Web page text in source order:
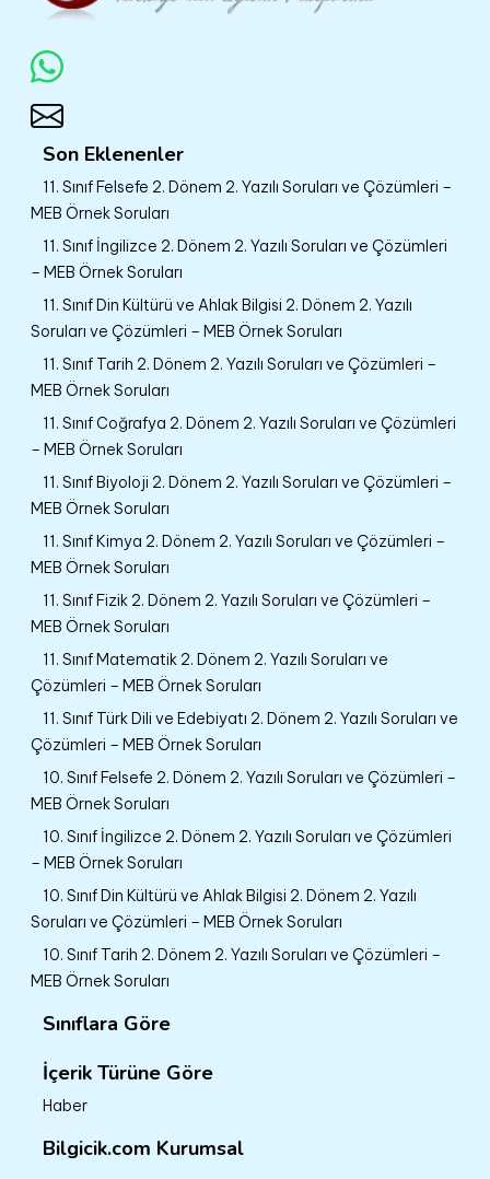
Son Eklenenler
11. Sınıf Felsefe 2. Dönem 2. Yazılı Soruları ve Çözümleri –
MEB Örnek Soruları
11. Sınıf İngilizce 2. Dönem 2. Yazılı Soruları ve Çözümleri
– MEB Örnek Soruları
11. Sınıf Din Kültürü ve Ahlak Bilgisi 2. Dönem 2. Yazılı
Soruları ve Çözümleri – MEB Örnek Soruları
11. Sınıf Tarih 2. Dönem 2. Yazılı Soruları ve Çözümleri –
MEB Örnek Soruları
11. Sınıf Coğrafya 2. Dönem 2. Yazılı Soruları ve Çözümleri
– MEB Örnek Soruları
11. Sınıf Biyoloji 2. Dönem 2. Yazılı Soruları ve Çözümleri –
MEB Örnek Soruları
11. Sınıf Kimya 2. Dönem 2. Yazılı Soruları ve Çözümleri –
MEB Örnek Soruları
11. Sınıf Fizik 2. Dönem 2. Yazılı Soruları ve Çözümleri –
MEB Örnek Soruları
11. Sınıf Matematik 2. Dönem 2. Yazılı Soruları ve
Çözümleri – MEB Örnek Soruları
11. Sınıf Türk Dili ve Edebiyatı 2. Dönem 2. Yazılı Soruları ve
Çözümleri – MEB Örnek Soruları
10. Sınıf Felsefe 2. Dönem 2. Yazılı Soruları ve Çözümleri –
MEB Örnek Soruları
10. Sınıf İngilizce 2. Dönem 2. Yazılı Soruları ve Çözümleri
– MEB Örnek Soruları
10. Sınıf Din Kültürü ve Ahlak Bilgisi 2. Dönem 2. Yazılı
Soruları ve Çözümleri – MEB Örnek Soruları
10. Sınıf Tarih 2. Dönem 2. Yazılı Soruları ve Çözümleri –
MEB Örnek Soruları
Sınıflara Göre
İçerik Türüne Göre
Haber
Bilgicik.com Kurumsal